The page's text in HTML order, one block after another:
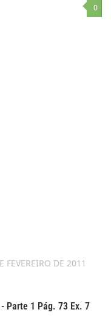
0
FEVEREIRO DE 2011
Parte 1 Pág. 73 Ex. 7